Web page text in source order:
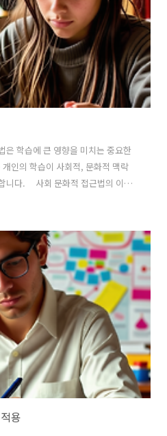
특정 영역의 지능이 뛰어나고 다른
은 학습에 큰 영향을 미치는 중요한
인의 학습이 사회적, 문화적 맥락
니다. 사회 문화적 접근법의 이해
의 사회 문화 이론을 기반으
면 개인의 인지 발달은 사회적 관계
루어집니다. 예를 들어, 아이가 부
하는 과정에서 점차 독립적으로 문
사회적 상호작용은 학습에 필수적인
적 접근법의 핵심 개념사회 문화적
용